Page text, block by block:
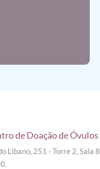
de Doação de Óvulos
Líbano, 251 - Torre 2, Sala